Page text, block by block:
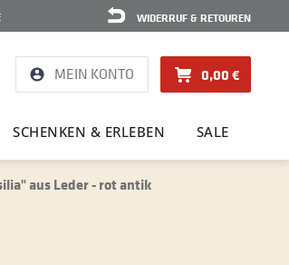
WIDERRUF & RETOUREN
MEIN KONTO 0,00 €
SCHENKEN & ERLEBEN SALE
aus Leder - rot antik